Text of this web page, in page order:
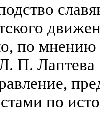
по мнению
П. Лаптева
по